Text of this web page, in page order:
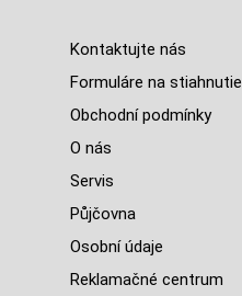
Kontaktujte nás
Formuláre na stiahnutie
Obchodní podmínky
O nás
Servis
Půjčovna
Osobní údaje
Reklamačné centrum